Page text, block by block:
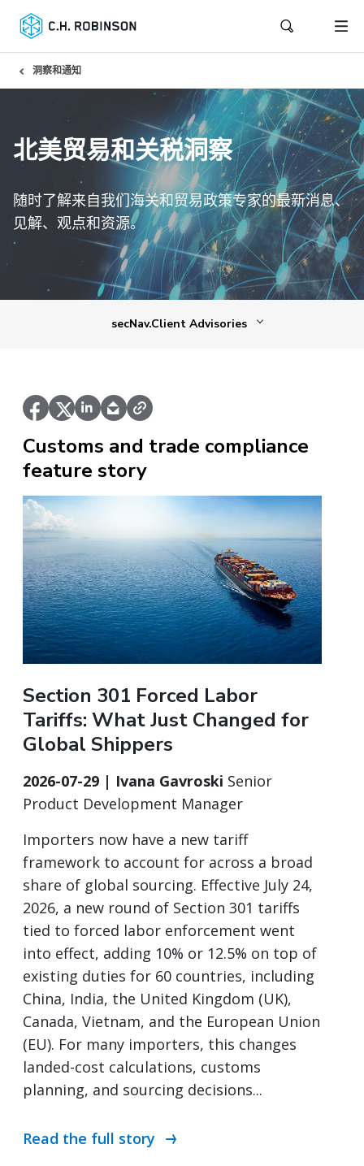
洞察和通知
北美贸易和关税洞察
随时了解来自我们海关和贸易政策专家的最新消息、
见解、观点和资源。
secNav.Client Advisories
Customs and trade compliance
feature story
Section 301 Forced Labor
Tariffs: What Just Changed for
Global Shippers
2026-07-29 | Ivana Gavroski Senior
Product Development Manager
Importers now have a new tariff
framework to account for across a broad
share of global sourcing. Effective July 24,
2026, a new round of Section 301 tariffs
tied to forced labor enforcement went
into effect, adding 10% or 12.5% on top of
existing duties for 60 countries, including
China, India, the United Kingdom (UK),
Canada, Vietnam, and the European Union
(EU). For many importers, this changes
landed-cost calculations, customs
planning, and sourcing decisions...
Read the full story